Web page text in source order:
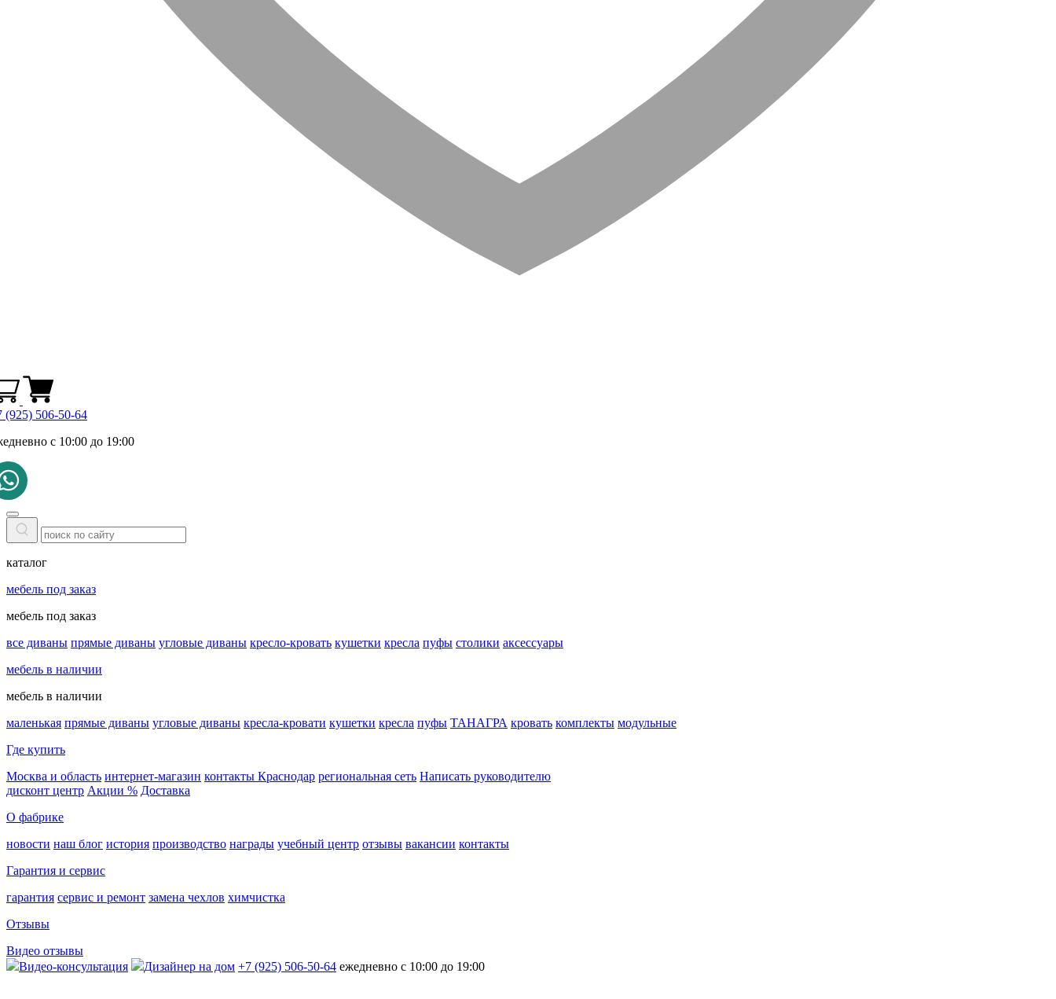
(925) 506-50-64
с 10:00 до 19:00
каталог
мебель под заказ
мебель под заказ
все диваны прямые диваны угловые диваны кресло-кровать кушетки кресла пуфы столики аксессуары
мебель в наличии
мебель в наличии
маленькая прямые диваны угловые диваны кресла-кровати кушетки кресла пуфы ТАНАГРА кровать комплекты модульные
Где купить
Москва и область интернет-магазин контакты Краснодар региональная сеть Написать руководителю
дисконт центр Акции % Доставка
О фабрике
новости наш блог история производство награды учебный центр отзывы вакансии контакты
Гарантия и сервис
гарантия сервис и ремонт замена чехлов химчистка
Отзывы
Видео отзывы
Видео-консультация
Дизайнер на дом +7 (925) 506-50-64 ежедневно с 10:00 до 19:00